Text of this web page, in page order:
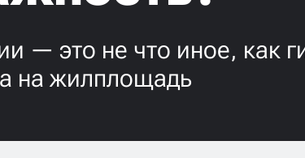
— это не что иное, как
на жилплощадь